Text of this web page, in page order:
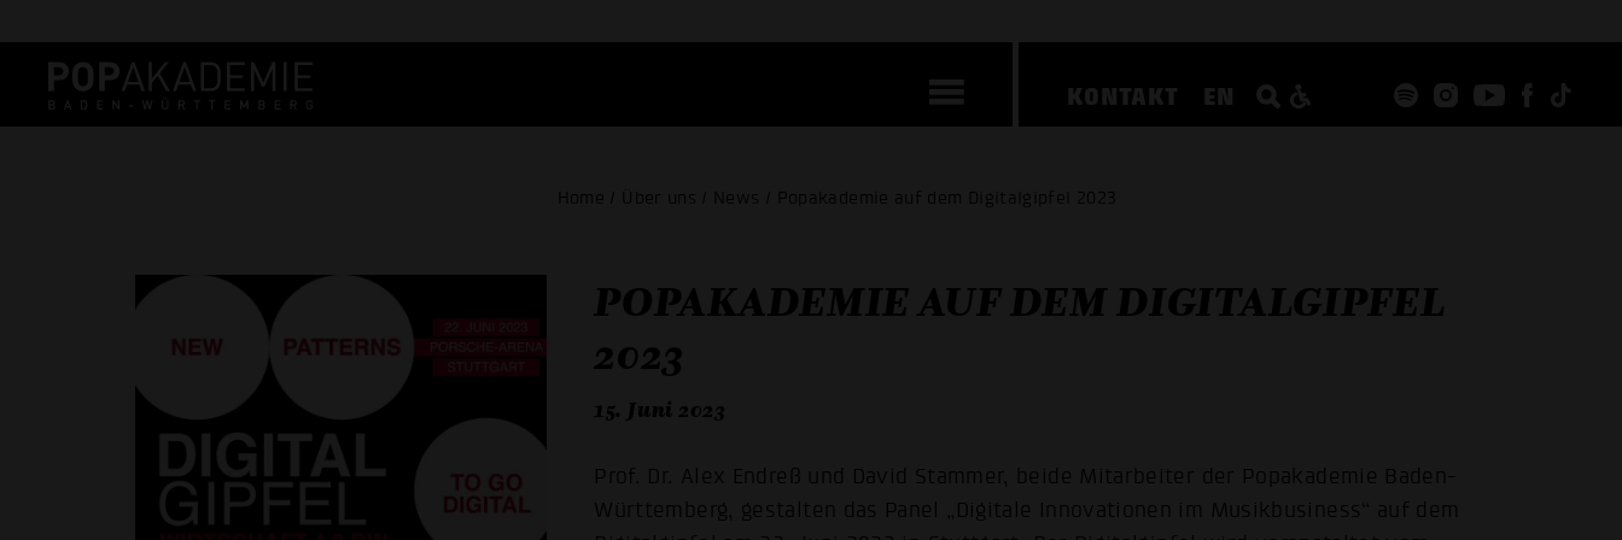
KONTAKT EN
Home / Über uns / News / Popakademie auf dem Digitalgipfel 2023
POPAKADEMIE AUF DEM DIGITALGIPFEL
2023
15. Juni 2023
Prof. Dr. Alex Endreß und David Stammer, beide Mitarbeiter der Popakademie Baden-
Württemberg, gestalten das Panel „Digitale Innovationen im Musikbusiness“ auf dem